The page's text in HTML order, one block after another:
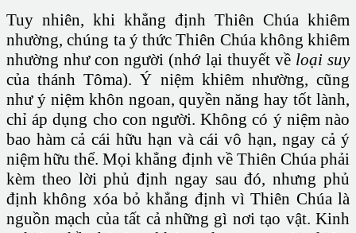
Tuy nhiên, khi khẳng định Thiên Chúa khiêm
nhường, chúng ta ý thức Thiên Chúa không khiêm
nhường như con người (nhớ lại thuyết về loại suy
của thánh Tôma). Ý niệm khiêm nhường, cũng
như ý niệm khôn ngoan, quyền năng hay tốt lành,
chỉ áp dụng cho con người. Không có ý niệm nào
bao hàm cả cái hữu hạn và cái vô hạn, ngay cả ý
niệm hữu thể. Mọi khẳng định về Thiên Chúa phải
kèm theo lời phủ định ngay sau đó, nhưng phủ
định không xóa bỏ khẳng định vì Thiên Chúa là
nguồn mạch của tất cả những gì nơi tạo vật. Kinh